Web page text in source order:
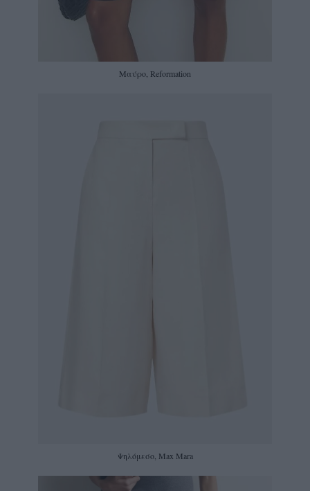
Μαύρο, Reformation
Ψηλόμεσο, Max Mara